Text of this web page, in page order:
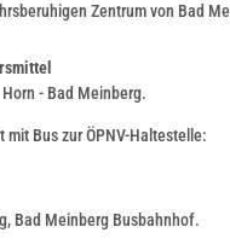
Zentrum von Bad
- Bad Meinberg.
Bus zur ÖPNV-Haltestelle:
Bad Meinberg Busbahnhof.